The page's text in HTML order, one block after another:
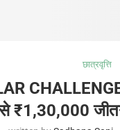
छात्रवृत्ति
₹1,30,000